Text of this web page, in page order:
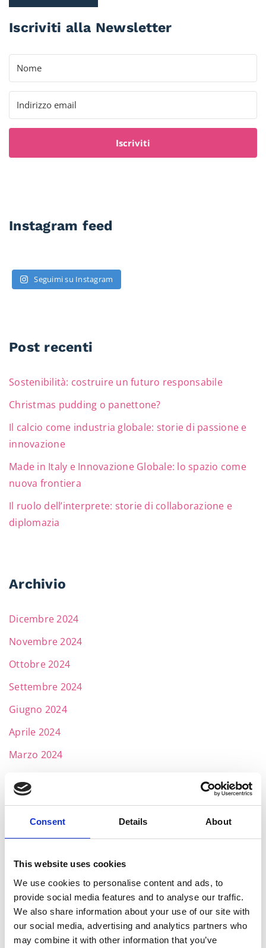
Consent Details About
This website uses cookies
We use cookies to personalise content and ads, to
provide social media features and to analyse our traffic.
We also share information about your use of our site with
our social media, advertising and analytics partners who
may combine it with other information that you’ve
Iscriviti alla Newsletter
Iscriviti
Instagram feed
Seguimi su Instagram
Post recenti
Sostenibilità: costruire un futuro responsabile
Christmas pudding o panettone?
Il calcio come industria globale: storie di passione e
innovazione
Made in Italy e Innovazione Globale: lo spazio come
nuova frontiera
Il ruolo dell’interprete: storie di collaborazione e
diplomazia
Archivio
Dicembre 2024
Novembre 2024
Ottobre 2024
Settembre 2024
Giugno 2024
Aprile 2024
Marzo 2024
Gennaio 2024
Dicembre 2023
Ottobre 2023
Settembre 2023
Maggio 2023
Aprile 2023